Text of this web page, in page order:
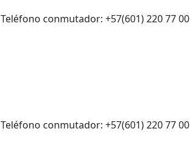
Teléfono conmutador: +57(601) 220 77 00
Teléfono conmutador: +57(601) 220 77 00